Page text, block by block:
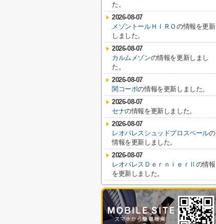
た。
2026-08-07
メゾントールＨＩＲＯの情報を更新
しました。
2026-08-07
カルムメゾンの情報を更新しまし
た。
2026-08-07
関コーポの情報を更新しました。
2026-08-07
セナの情報を更新しました。
2026-08-07
レオパレスシュッドプロスペールの
情報を更新しました。
2026-08-07
レオパレスＤｅｒｎｉｅｒⅡ の情報
を更新しました。